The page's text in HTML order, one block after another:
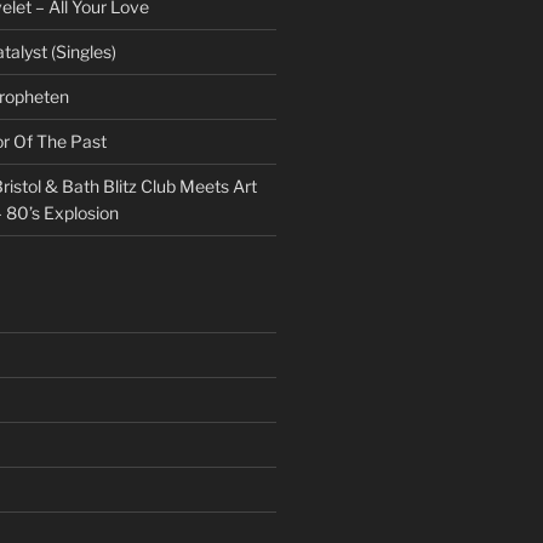
– All Your Love
(Singles)
Of The Past
& Bath Blitz Club Meets Art
Explosion